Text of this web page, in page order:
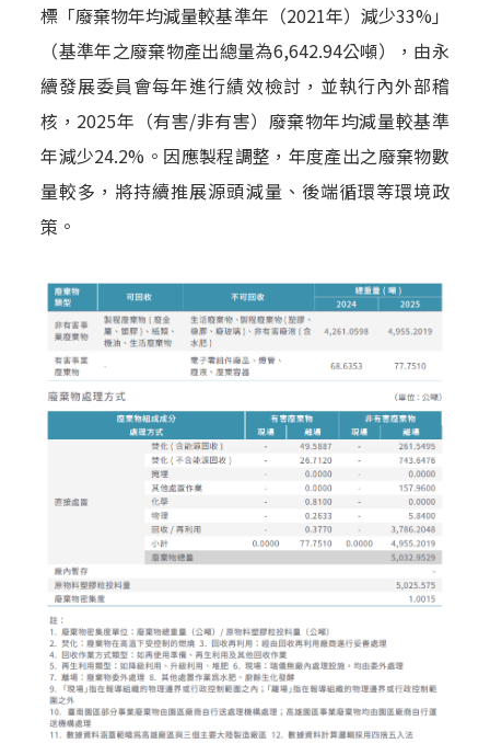
標「廢棄物年均減量較基準年（2021年）減少33%」
（基準年之廢棄物產出總量為6,642.94公噸），由永
續發展委員會每年進行績效檢討，並執行內外部稽
核，2025年（有害/非有害）廢棄物年均減量較基準
年減少24.2%。因應製程調整，年度產出之廢棄物數
量較多，將持續推展源頭減量、後端循環等環境政
策。